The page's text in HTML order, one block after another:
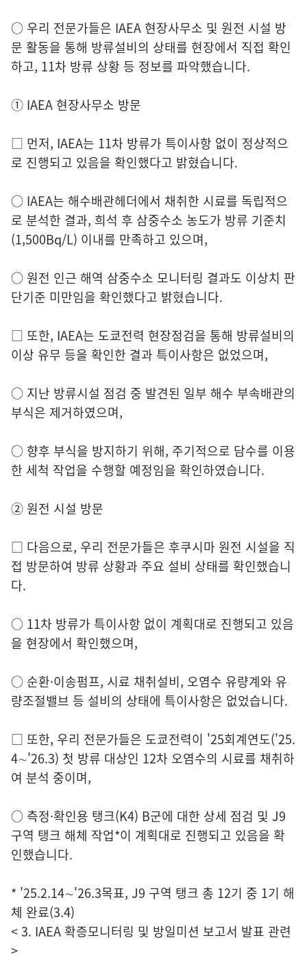
○ 우리 전문가들은 IAEA 현장사무소 및 원전 시설 방
문 활동을 통해 방류설비의 상태를 현장에서 직접 확인
하고, 11차 방류 상황 등 정보를 파악했습니다.
① IAEA 현장사무소 방문
□ 먼저, IAEA는 11차 방류가 특이사항 없이 정상적으
로 진행되고 있음을 확인했다고 밝혔습니다.
○ IAEA는 해수배관헤더에서 채취한 시료를 독립적으
로 분석한 결과, 희석 후 삼중수소 농도가 방류 기준치
(1,500Bq/L) 이내를 만족하고 있으며,
○ 원전 인근 해역 삼중수소 모니터링 결과도 이상치 판
단기준 미만임을 확인했다고 밝혔습니다.
□ 또한, IAEA는 도쿄전력 현장점검을 통해 방류설비의
이상 유무 등을 확인한 결과 특이사항은 없었으며,
○ 지난 방류시설 점검 중 발견된 일부 해수 부속배관의
부식은 제거하였으며,
○ 향후 부식을 방지하기 위해, 주기적으로 담수를 이용
한 세척 작업을 수행할 예정임을 확인하였습니다.
② 원전 시설 방문
□ 다음으로, 우리 전문가들은 후쿠시마 원전 시설을 직
접 방문하여 방류 상황과 주요 설비 상태를 확인했습니
다.
○ 11차 방류가 특이사항 없이 계획대로 진행되고 있음
을 현장에서 확인했으며,
○ 순환·이송펌프, 시료 채취설비, 오염수 유량계와 유
량조절밸브 등 설비의 상태에 특이사항은 없었습니다.
□ 또한, 우리 전문가들은 도쿄전력이 '25회계연도('25.
4∼'26.3) 첫 방류 대상인 12차 오염수의 시료를 채취하
여 분석 중이며,
○ 측정·확인용 탱크(K4) B군에 대한 상세 점검 및 J9
구역 탱크 해체 작업*이 계획대로 진행되고 있음을 확
인했습니다.
* '25.2.14∼'26.3목표, J9 구역 탱크 총 12기 중 1기 해
체 완료(3.4)
< 3. IAEA 확증모니터링 및 방일미션 보고서 발표 관련
>